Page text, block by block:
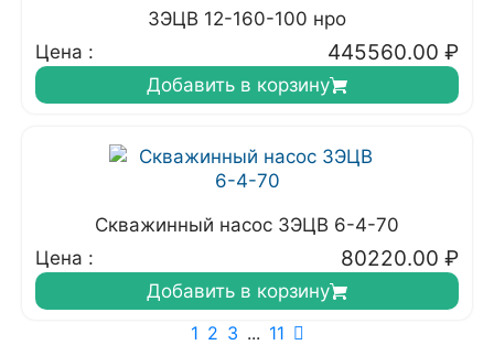
3ЭЦВ 12-160-100 нро
Цена :
445560.00 ₽
Добавить в корзину
Скважинный насос 3ЭЦВ 6-4-70
Цена :
80220.00 ₽
Добавить в корзину
1 2 3 ... 11